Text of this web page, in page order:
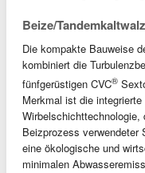
Beize/
Die kompakte Bauweise
kombiniert die
fünfgerüstigen CVC®
Merkmal ist die
Beizprozess verwendeter
eine ökologische und
minimalen